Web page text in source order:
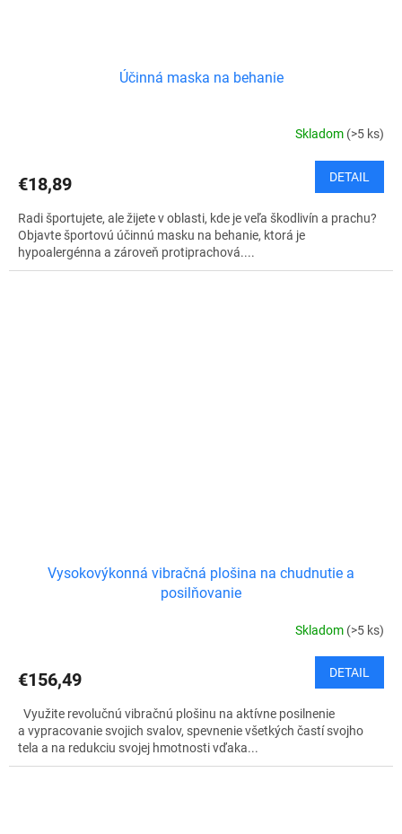
Účinná maska na behanie
Skladom (>5 ks)
€18,89 DETAIL
Radi športujete, ale žijete v oblasti, kde je veľa škodlivín a prachu?
Objavte športovú účinnú masku na behanie, ktorá je
hypoalergénna a zároveň protiprachová....
Vysokovýkonná vibračná plošina na chudnutie a
posilňovanie
Skladom (>5 ks)
€156,49 DETAIL
Využite revolučnú vibračnú plošinu na aktívne posilnenie
a vypracovanie svojich svalov, spevnenie všetkých častí svojho
tela a na redukciu svojej hmotnosti vďaka...